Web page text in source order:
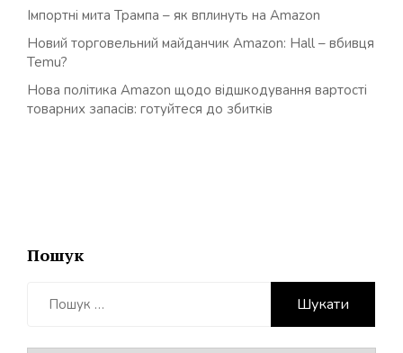
Імпортні мита Трампа – як вплинуть на Amazon
Новий торговельний майданчик Amazon: Hall – вбивця
Temu?
Нова політика Amazon щодо відшкодування вартості
товарних запасів: готуйтеся до збитків
Пошук